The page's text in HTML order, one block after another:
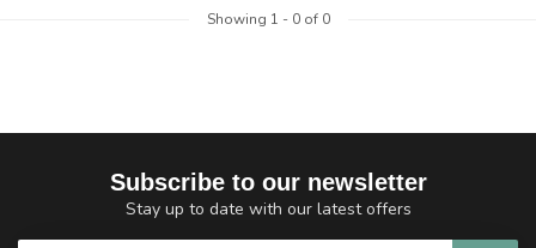
Showing 1 - 0of 0
Subscribe to our newsletter
Stay up to date with our latest offers